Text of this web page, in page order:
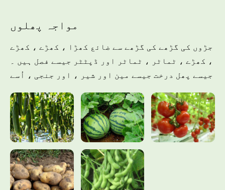
مواجہ پھلوں
جڑوں کی گڑھے کی گڑھے سے ضائع کھڑا ، کھڑے ، کھڑے
، کھڑے ، ٹماٹر ، ٹماٹر اور ڈپٹٹر جیسے فصل ہیں ۔
جیسے پھل درخت جیسے مین اور شیر ، اور جنجی ، اُسے